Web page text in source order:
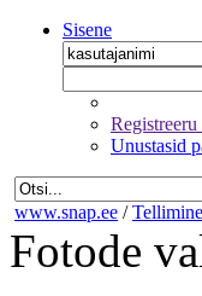
Sisene
Registreeru
Unustasid
www.snap.ee / Tellimine
Fotode